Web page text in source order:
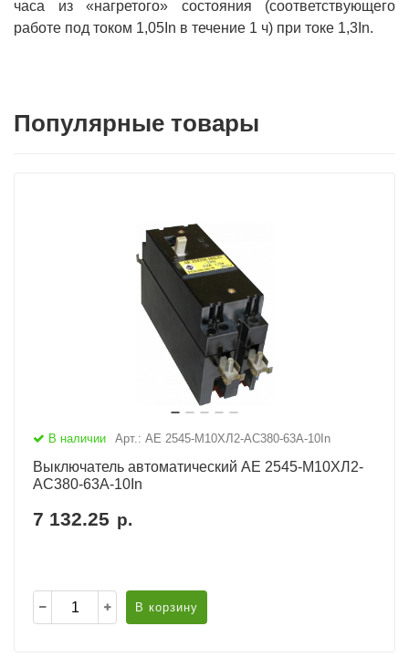
часа из «нагретого» состояния (соответствующего
работе под током 1,05In в течение 1 ч) при токе 1,3In.
Популярные товары
В наличии Арт.: АЕ 2545-М10ХЛ2-AC380-63А-10In
Выключатель автоматический АЕ 2545-М10ХЛ2-
AC380-63А-10In
7 132.25 р.
В корзину